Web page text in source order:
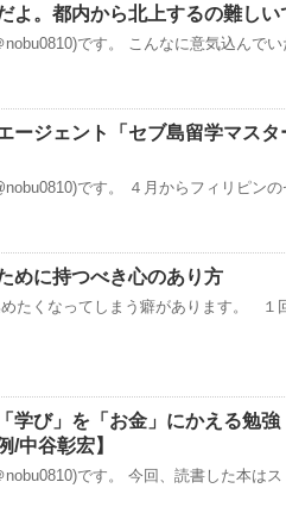
よ。都内から北上するの難しい
nobu0810)です。 こんなに意気込んで
ージェント「セブ島留学マス
です。 ４月からフィリピン
めに持つべき心のあり方
たくなってしまう癖があります。 １
学び」を「お金」にかえる勉
/中谷彰宏】
nobu0810)です。 今回、読書した本は